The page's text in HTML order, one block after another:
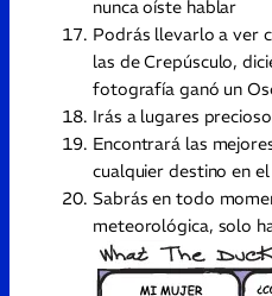
nunca oíste hablar
Podrás llevarlo a ver
las de Crepúsculo,
fotografía ganó un
Irás a lugares
Encontrará las
cualquier destino en
Sabrás en todo
meteorológica, solo